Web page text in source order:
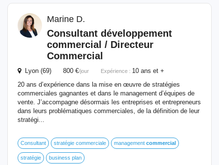
Marine D.
Consultant développement
commercial / Directeur
Commercial
Lyon (69) 800 €/jour Expérience : 10 ans et +
20 ans d’expérience dans la mise en œuvre de stratégies
commerciales gagnantes et dans le management d’équipes de
vente. J’accompagne désormais les entreprises et entrepreneurs
dans leurs problématiques commerciales, de la définition de leur
stratégi...
Consultant stratégie commerciale management commercial
stratégie business plan